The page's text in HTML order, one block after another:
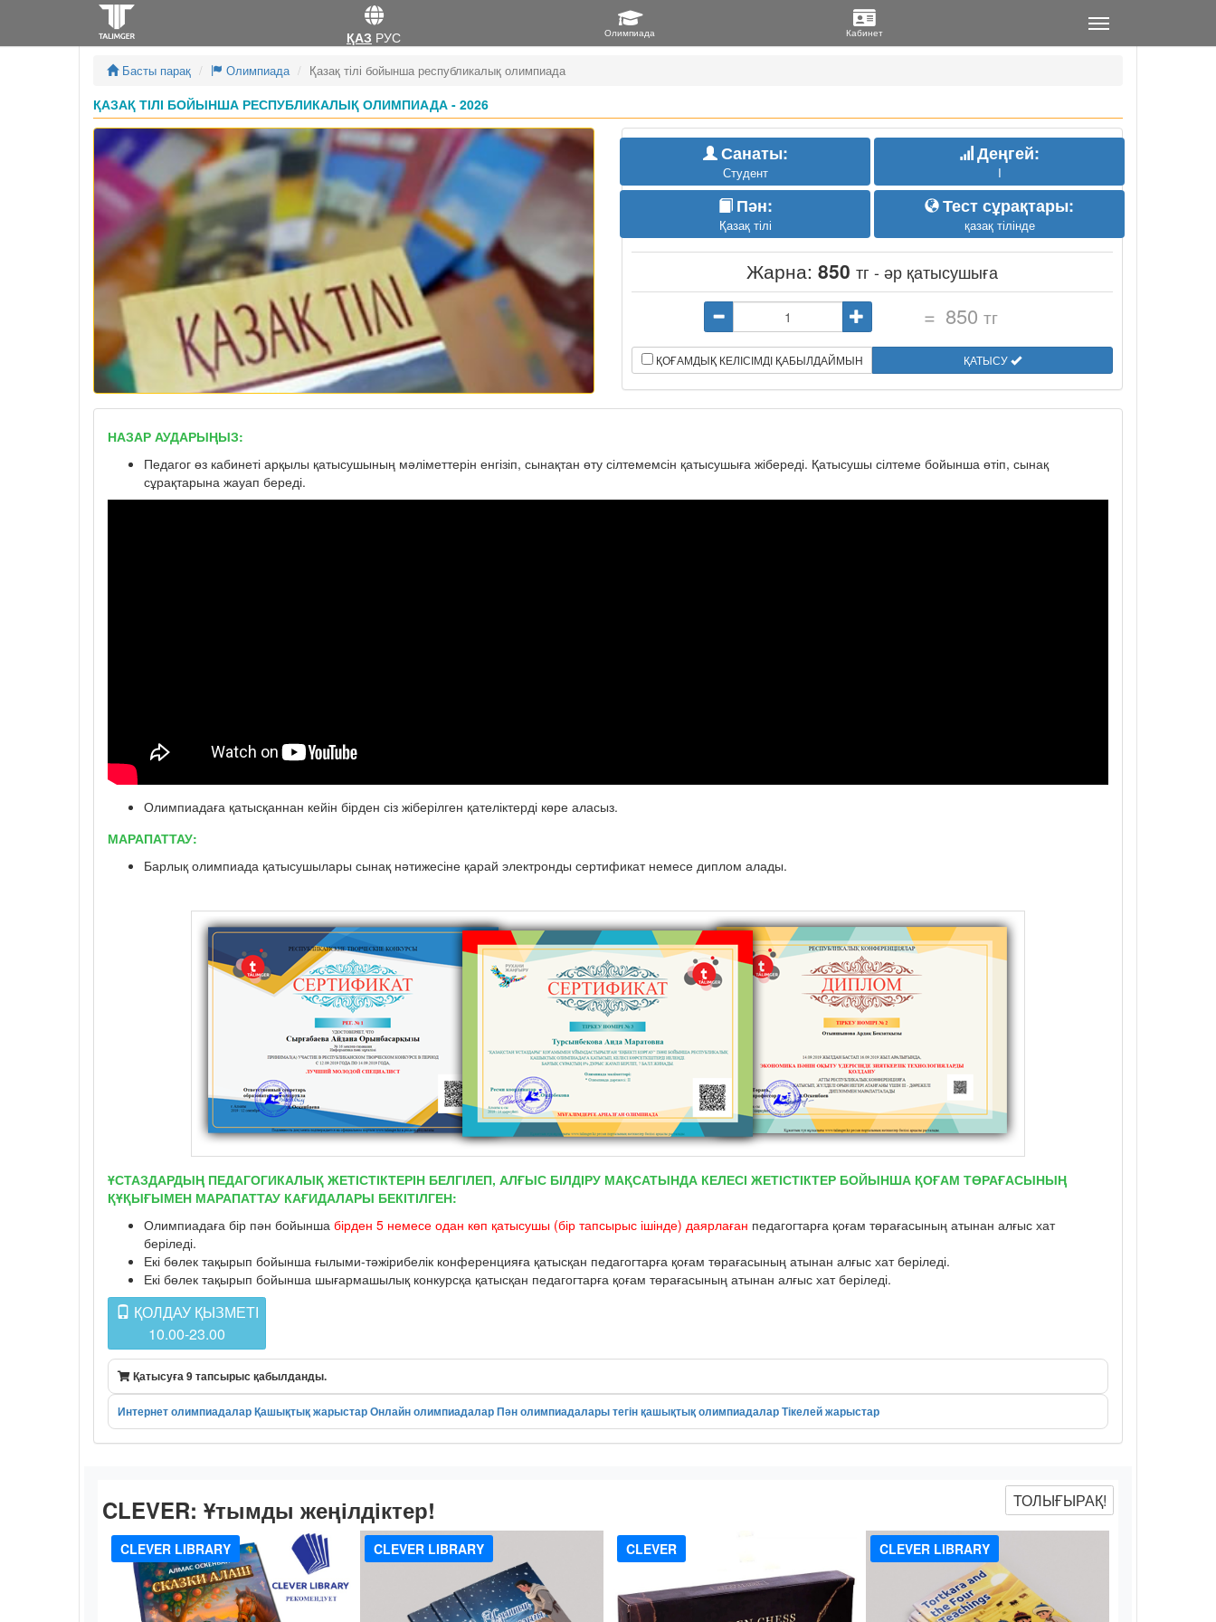
Басты парақ Олимпиада Қазақ тілі бойынша республикалық олимпиада
ҚАЗАҚ ТІЛІ БОЙЫНША РЕСПУБЛИКАЛЫҚ ОЛИМПИАДА - 2026
Санаты:
Студент
Деңгей:
I
Пән:
Қазақ тілі
Тест сұрақтары:
қазақ тілінде
Жарна: 850 тг - әр қатысушыға
= 850 тг
ҚОҒАМДЫҚ КЕЛІСІМДІ ҚАБЫЛДАЙМЫН ҚАТЫСУ
НАЗАР АУДАРЫҢЫЗ:
Педагог өз кабинеті арқылы қатысушының мәліметтерін енгізіп, сынақтан өту сілтемемсін қатысушыға жібереді. Қатысушы сілтеме бойынша өтіп, сынақ
сұрақтарына жауап береді.
Олимпиадаға қатысқаннан кейін бірден сіз жіберілген қателіктерді көре аласыз.
МАРАПАТТАУ:
Барлық олимпиада қатысушылары сынақ нәтижесіне қарай электронды сертификат немесе диплом алады.
ҰСТАЗДАРДЫҢ ПЕДАГОГИКАЛЫҚ ЖЕТІСТІКТЕРІН БЕЛГІЛЕП, АЛҒЫС БІЛДІРУ МАҚСАТЫНДА КЕЛЕСІ ЖЕТІСТІКТЕР БОЙЫНША ҚОҒАМ ТӨРАҒАСЫНЫҢ
ҚҰҚЫҒЫМЕН МАРАПАТТАУ КАҒИДАЛАРЫ БЕКІТІЛГЕН:
Олимпиадаға бір пән бойынша бірден 5 немесе одан көп қатысушы (бір тапсырыс ішінде) даярлаған педагогтарға қоғам төрағасының атынан алғыс хат
беріледі.
Екі бөлек тақырып бойынша ғылыми-тәжірибелік конференцияға қатысқан педагогтарға қоғам төрағасының атынан алғыс хат беріледі.
Екі бөлек тақырып бойынша шығармашылық конкурсқа қатысқан педагогтарға қоғам төрағасының атынан алғыс хат беріледі.
ҚОЛДАУ ҚЫЗМЕТІ
10.00-23.00
Қатысуға 9 тапсырыс қабылданды.
Интернет олимпиадаларҚашықтық жарыстарОнлайн олимпиадаларПән олимпиадаларытегін қашықтық олимпиадаларТікелей жарыстар
CLEVER: Ұтымды жеңілдіктер! ТОЛЫҒЫРАҚ!
CLEVER LIBRARY CLEVER LIBRARY CLEVER CLEVER LIBRARY
ҚАЗ РУС